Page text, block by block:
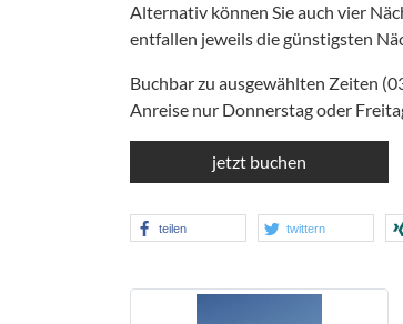
Alternativ können Sie auch vier
entfallen jeweils die günstigsten
Buchbar zu ausgewählten Zeiten
Anreise nur Donnerstag oder
jetzt buchen
teilen twittern